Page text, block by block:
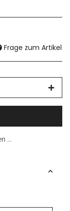
Frage zum Artikel
...